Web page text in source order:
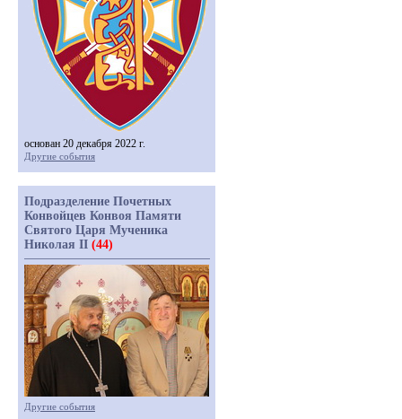
основан 20 декабря 2022 г.
Другие события
Подразделение Почетных
Конвойцев Конвоя Памяти
Святого Царя Мученика
Николая II (44)
Другие события